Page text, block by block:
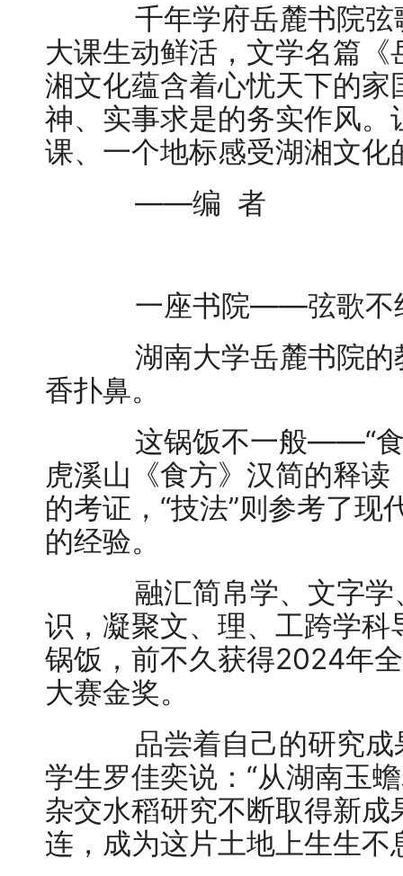
千年学府岳麓书院弦
大课生动鲜活，文学名篇
湘文化蕴含着心忧天下的
神、实事求是的务实作风
课、一个地标感受湖湘文化
——编 者
一座书院——弦歌不
湖南大学岳麓书院的
香扑鼻。
这锅饭不一般——“食
虎溪山《食方》汉简的释读
的考证，“技法”则参考了
的经验。
融汇简帛学、文字学
识，凝聚文、理、工跨学
锅饭，前不久获得2024年
大赛金奖。
品尝着自己的研究成
学生罗佳奕说：“从湖南玉
杂交水稻研究不断取得新
连，成为这片土地上生生不